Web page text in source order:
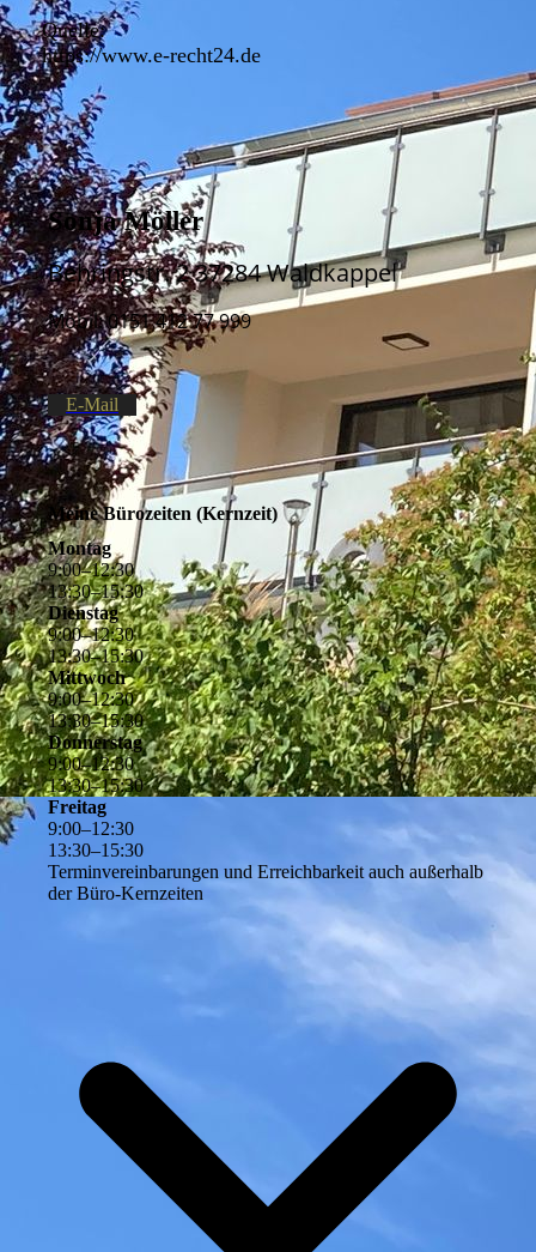
Quelle:
https://www.e-recht24.de
Sonja Möller
Behringstr. 2 37284 Waldkappel
Mobil: 0151 412 77 999
E-Mail
Meine Bürozeiten (Kernzeit)
Montag
9:00–12:30
13:30–15:30
Dienstag
9:00–12:30
13:30–15:30
Mittwoch
9:00–12:30
13:30–15:30
Donnerstag
9:00–12:30
13:30–15:30
Freitag
9:00–12:30
13:30–15:30
Terminvereinbarungen und Erreichbarkeit auch außerhalb
der Büro-Kernzeiten